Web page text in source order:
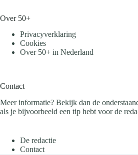
Over 50+
Privacyverklaring
Cookies
Over 50+ in Nederland
Contact
Meer informatie? Bekijk dan de
als je bijvoorbeeld een tip hebt voor de
De redactie
Contact